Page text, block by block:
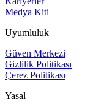
Medya Kiti
Uyumluluk
Güven Merkezi
Gizlilik Politikası
Çerez Politikası
Yasal